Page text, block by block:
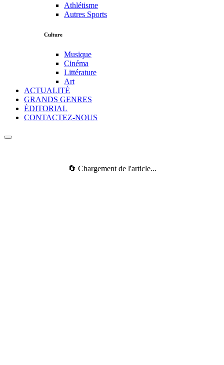
Athlétisme
Autres Sports
Culture
Musique
Cinéma
Littérature
Art
ACTUALITÉ
GRANDS GENRES
ÉDITORIAL
CONTACTEZ-NOUS
🔄 Chargement de l'article...